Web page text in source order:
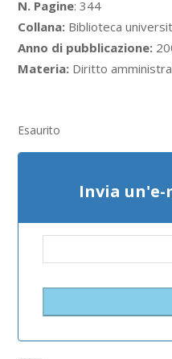
originale
era:
€19.00.
attuale
è:
€18.05.
N. Pagine: 344
Collana:Biblioteca
Anno di pubblicazione:
Materia:Diritto
Esaurito
Invia